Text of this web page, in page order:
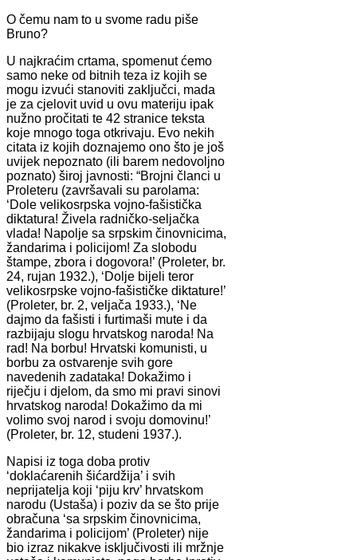
O čemu nam to u svome radu piše
Bruno?
U najkraćim crtama, spomenut ćemo
samo neke od bitnih teza iz kojih se
mogu izvući stanoviti zaključci, mada
je za cjelovit uvid u ovu materiju ipak
nužno pročitati te 42 stranice teksta
koje mnogo toga otkrivaju. Evo nekih
citata iz kojih doznajemo ono što je još
uvijek nepoznato (ili barem nedovoljno
poznato) široj javnosti: “Brojni članci u
Proleteru (završavali su parolama:
‘Dole velikosrpska vojno-fašistička
diktatura! Živela radničko-seljačka
vlada! Napolje sa srpskim činovnicima,
žandarima i policijom! Za slobodu
štampe, zbora i dogovora!’ (Proleter, br.
24, rujan 1932.), ‘Dolje bijeli teror
velikosrpske vojno-fašističke diktature!’
(Proleter, br. 2, veljača 1933.), ‘Ne
dajmo da fašisti i furtimaši mute i da
razbijaju slogu hrvatskog naroda! Na
rad! Na borbu! Hrvatski komunisti, u
borbu za ostvarenje svih gore
navedenih zadataka! Dokažimo i
riječju i djelom, da smo mi pravi sinovi
hrvatskog naroda! Dokažimo da mi
volimo svoj narod i svoju domovinu!’
(Proleter, br. 12, studeni 1937.).
Napisi iz toga doba protiv
‘doklaćarenih šićardžija’ i svih
neprijatelja koji ‘piju krv’ hrvatskom
narodu (Ustaša) i poziv da se što prije
obračuna ‘sa srpskim činovnicima,
žandarima i policijom’ (Proleter) nije
bio izraz nikakve isključivosti ili mržnje